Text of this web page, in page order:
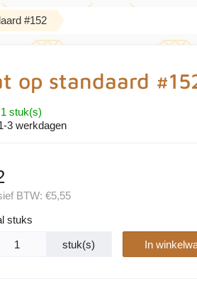
#152
op standaard
1 stuk(s)
3 werkdagen
BTW: €5,55
stuks
stuk(s) In